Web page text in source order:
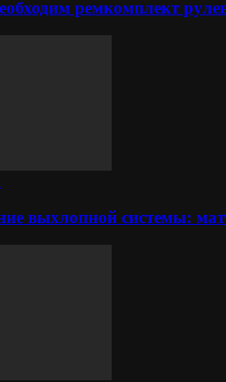
ремкомплект
выхлопной системы: